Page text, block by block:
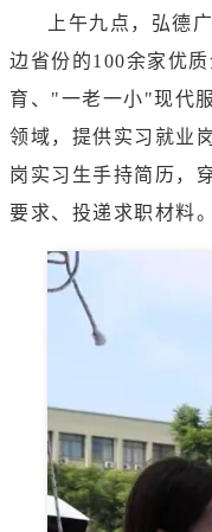
上午九点，弘德
边省份的100余家优
育、"一老一小"现代
领域，提供实习就业
岗实习生手持简历，
要求、投递求职材料。